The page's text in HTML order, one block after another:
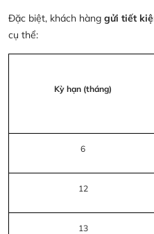
Đặc biệt, khách hàng gửi tiết
cụ thể:
Kỳ hạn (tháng)
6
12
13